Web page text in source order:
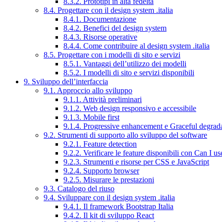
8.4. Progettare con il design system .italia
8.4.1. Documentazione
8.4.2. Benefici del design system
8.4.3. Risorse operative
8.4.4. Come contribuire al design system .italia
8.5. Progettare con i modelli di sito e servizi
8.5.1. Vantaggi dell’utilizzo dei modelli
8.5.2. I modelli di sito e servizi disponibili
9. Sviluppo dell’interfaccia
9.1. Approccio allo sviluppo
9.1.1. Attività preliminari
9.1.2. Web design responsivo e accessibile
9.1.3. Mobile first
9.1.4. Progressive enhancement e Graceful
9.2. Strumenti di supporto allo sviluppo del software
9.2.1. Feature detection
9.2.2. Verificare le feature disponibili con Can I
9.2.3. Strumenti e risorse per CSS e JavaScript
9.2.4. Supporto browser
9.2.5. Misurare le prestazioni
9.3. Catalogo del riuso
9.4. Sviluppare con il design system .italia
9.4.1. Il framework Bootstrap Italia
9.4.2. Il kit di sviluppo React